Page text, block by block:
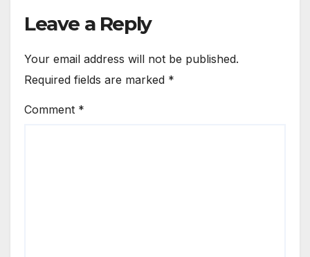
Leave a Reply
Your email address will not be published.
Required fields are marked *
Comment *